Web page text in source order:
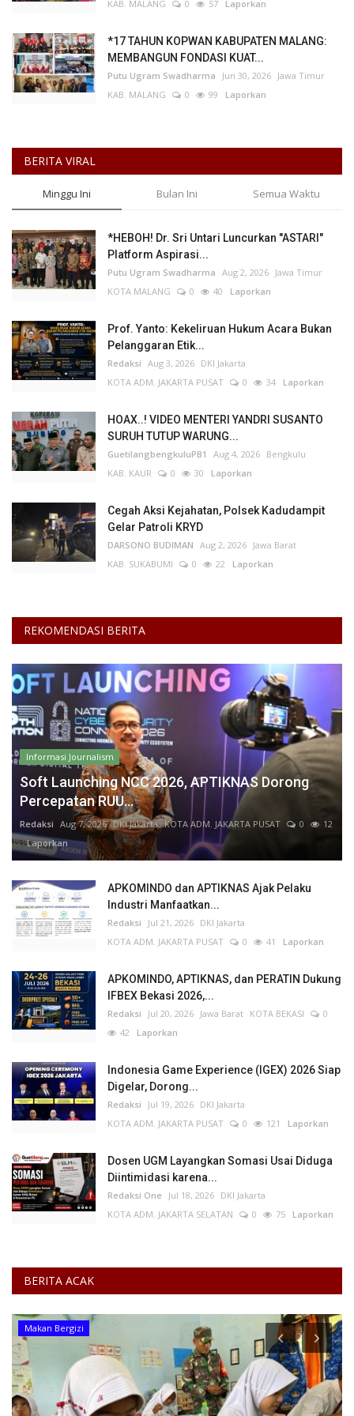
KAB. MALANG 0 57 Laporkan
*17 TAHUN KOPWAN KABUPATEN MALANG:
MEMBANGUN FONDASI KUAT...
Putu Ugram Swadharma Jun 30, 2026 Jawa Timur
KAB. MALANG
0 99 Laporkan
BERITA VIRAL
Minggu Ini Bulan Ini Semua Waktu
*HEBOH! Dr. Sri Untari Luncurkan "ASTARI"
Platform Aspirasi...
Putu Ugram Swadharma Aug 2, 2026 Jawa Timur
KOTA MALANG
0 40 Laporkan
Prof. Yanto: Kekeliruan Hukum Acara Bukan
Pelanggaran Etik...
Redaksi Aug 3, 2026 DKI Jakarta
KOTA ADM. JAKARTA PUSAT
0 34 Laporkan
HOAX..! VIDEO MENTERI YANDRI SUSANTO
SURUH TUTUP WARUNG...
GuetilangbengkuluPB1 Aug 4, 2026 Bengkulu
KAB. KAUR
0 30 Laporkan
Cegah Aksi Kejahatan, Polsek Kadudampit
Gelar Patroli KRYD
DARSONO BUDIMAN Aug 2, 2026 Jawa Barat
KAB. SUKABUMI
0 22 Laporkan
REKOMENDASI BERITA
Informasi Journalism
Soft Launching NCC 2026, APTIKNAS Dorong
Percepatan RUU...
Redaksi Aug 7, 2026 DKI Jakarta KOTA ADM. JAKARTA PUSAT 0
12
Laporkan
APKOMINDO dan APTIKNAS Ajak Pelaku
Industri Manfaatkan...
Redaksi Jul 21, 2026 DKI Jakarta
KOTA ADM. JAKARTA PUSAT
0 41 Laporkan
APKOMINDO, APTIKNAS, dan PERATIN Dukung
IFBEX Bekasi 2026,...
Redaksi Jul 20, 2026 Jawa Barat KOTA BEKASI
0
42 Laporkan
Indonesia Game Experience (IGEX) 2026 Siap
Digelar, Dorong...
Redaksi Jul 19, 2026 DKI Jakarta
KOTA ADM. JAKARTA PUSAT
0 121 Laporkan
Dosen UGM Layangkan Somasi Usai Diduga
Diintimidasi karena...
Redaksi One Jul 18, 2026 DKI Jakarta
KOTA ADM. JAKARTA SELATAN
0 75 Laporkan
BERITA ACAK
Makan Bergizi